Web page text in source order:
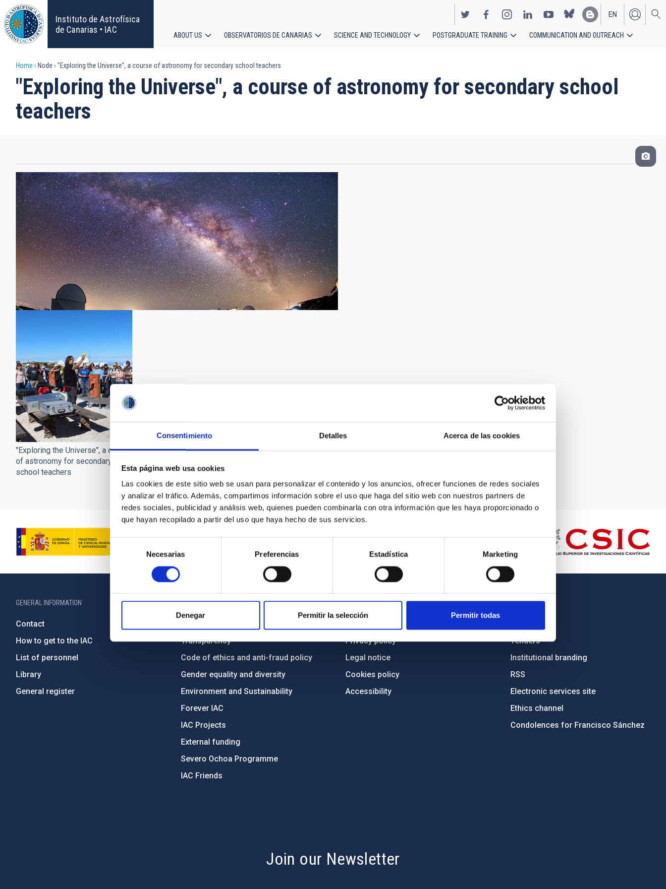
Consentimiento Detalles Acerca de las cookies
Esta página web usa cookies
Las cookies de este sitio web se usan para personalizar el contenido y los anuncios, ofrecer funciones de redes sociales
y analizar el tráfico. Además, compartimos información sobre el uso que haga del sitio web con nuestros partners de
redes sociales, publicidad y análisis web, quienes pueden combinarla con otra información que les haya proporcionado o
que hayan recopilado a partir del uso que haya hecho de sus servicios.
Selección
de
consentimiento
Necesarias Preferencias Estadística Marketing
Denegar Permitir la selección Permitir todas
Skip
to
main
content
Instituto de Astrofísica
de Canarias • IAC
EN
ES
navigation
ABOUT US OBSERVATORIOS DE CANARIAS SCIENCE AND TECHNOLOGY POSTGRADUATE TRAINING COMMUNICATION AND OUTREACH
Breadcrumb
Home Node "Exploring the Universe", a course of astronomy for secondary school teachers
"Exploring the Universe", a course of astronomy for secondary school
teachers
"Exploring the Universe", a course
of astronomy for secondary
school teachers
GENERAL INFORMATION
Contact
How to get to the IAC
List of personnel
Library
General register
ABOUT THE IAC
Transparency
Code of ethics and anti-fraud policy
Gender equality and diversity
Environment and Sustainability
Forever IAC
IAC Projects
External funding
Severo Ochoa Programme
IAC Friends
IAC PORTAL
Privacy policy
Legal notice
Cookies policy
Accessibility
OTHER LINKS
Tenders
Institutional branding
RSS
Electronic services site
Ethics channel
Condolences for Francisco Sánchez
Join our Newsletter